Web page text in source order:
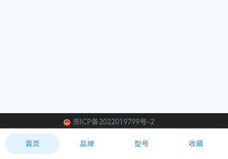
浙ICP备2022019799号-2
首页 品牌 型号 收藏